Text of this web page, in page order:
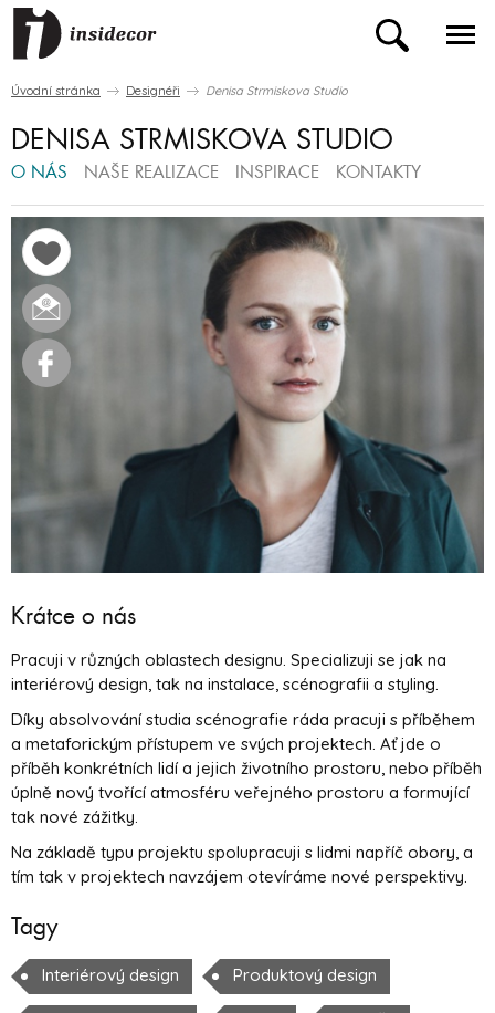
Úvodní stránka Designéři Denisa Strmiskova Studio
DENISA STRMISKOVA STUDIO
O NÁS NAŠE REALIZACE INSPIRACE KONTAKTY
Krátce o nás
Pracuji v různých oblastech designu. Specializuji se jak na
interiérový design, tak na instalace, scénografii a styling.
Díky absolvování studia scénografie ráda pracuji s příběhem
a metaforickým přístupem ve svých projektech. Ať jde o
příběh konkrétních lidí a jejich životního prostoru, nebo příběh
úplně nový tvořící atmosféru veřejného prostoru a formující
tak nové zážitky.
Na základě typu projektu spolupracuji s lidmi napříč obory, a
tím tak v projektech navzájem otevíráme nové perspektivy.
Tagy
Interiérový design Produktový design